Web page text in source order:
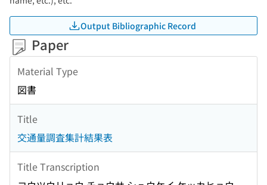
Output Bibliographic Record
Paper
Material Type
図書
Title
交通量調査集計結果表
Title Transcription